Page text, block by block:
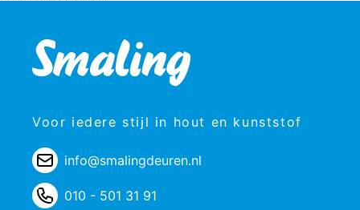
Voor iedere stijl in hout en kunststof
info@smalingdeuren.nl
010 - 501 31 91